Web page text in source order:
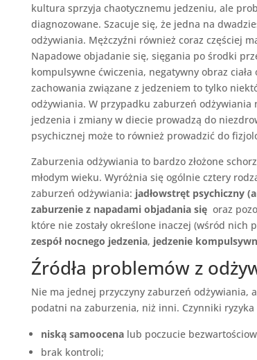
kultura sprzyja chaotycznemu jedzeniu, ale
diagnozowane. Szacuje się, że jedna na
odżywiania. Mężczyźni również coraz częściej
Napadowe objadanie się, sięgania po środki
kompulsywne ćwiczenia, negatywny obraz
zachowania związane z jedzeniem to tylko
odżywiania. W przypadku zaburzeń odżywiania
jedzenia i zmiany w diecie prowadzą do
psychicznej może to również prowadzić do
Zaburzenia odżywiania to bardzo złożone
młodym wieku. Wyróżnia się ogólniecztery
zaburzeń odżywiania: jadłowstręt psychiczny
zaburzenie z napadami objadania się oraz
które nie zostały określone inaczej (wśród nich
zespół nocnego jedzenia, jedzenie
Źródła problemów z
Nie ma jednej przyczyny zaburzeń odżywiania,
podatni na zaburzenia, niż inni. Czynniki
niską samoocena lub poczucie
brak kontroli;